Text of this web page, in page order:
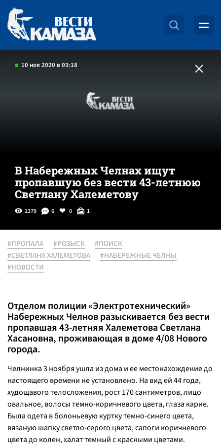
10 ноя 2020 в 03:18
В Набережных Челнах ищут
пропавшую без вести 43-летнюю
Светлану Халеметову
2379 6 0 1
#ПРОПАЛА #РОЗЫСК
#ПОИСК
#СВЕТЛАНА ХАЛЕМЕТОВА
#НАБЕРЕЖНЫЕ ЧЕЛНЫ
#НОВОСТИ
Отделом полиции «Электротехнический»
Набережных Челнов разыскивается без вести
пропавшая 43-летняя Халеметова Светлана
Хасановна, проживающая в доме 4/08 Нового
города.
Челнинка 3 ноября ушла из дома и ее местонахождение до
настоящего времени не установлено. На вид ей 44 года,
худощавого телосложения, рост 170 сантиметров, лицо
овальное, волосы темно-коричневого цвета, глаза карие.
Была одета в болоньевую куртку темно-синего цвета,
вязаную шапку светло-серого цвета, сапоги коричневого
цвета до колен, халат темный с красными цветами.